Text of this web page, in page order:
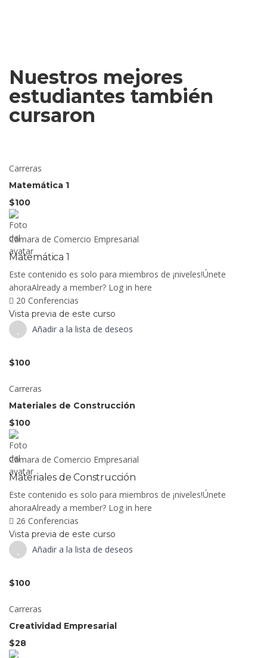
Nuestros mejores
estudiantes también
cursaron
Carreras
Matemática 1
$100
Cámara de Comercio Empresarial
Matemática 1
Este contenido es solo para miembros de ¡niveles!Únete
ahoraAlready a member? Log in here
20 Conferencias
Vista previa de este curso
Añadir a la lista de deseos
$100
Carreras
Materiales de Construcción
$100
Cámara de Comercio Empresarial
Materiales de Construcción
Este contenido es solo para miembros de ¡niveles!Únete
ahoraAlready a member? Log in here
26 Conferencias
Vista previa de este curso
Añadir a la lista de deseos
$100
Carreras
Creatividad Empresarial
$28